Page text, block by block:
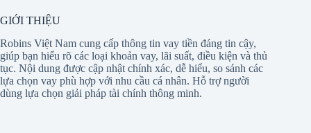
GIỚI THIỆU
Robins Việt Nam cung cấp thông tin vay tiền đáng tin cậy,
giúp bạn hiểu rõ các loại khoản vay, lãi suất, điều kiện và thủ
tục. Nội dung được cập nhật chính xác, dễ hiểu, so sánh các
lựa chọn vay phù hợp với nhu cầu cá nhân. Hỗ trợ người
dùng lựa chọn giải pháp tài chính thông minh.